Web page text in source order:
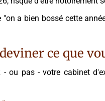
a bien bossé cette
ce que
pas - votre cabinet